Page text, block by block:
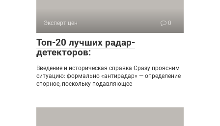
Эксперт цен 0
Топ-20 лучших радар-
детекторов:
Введение и историческая справка Сразу проясним
ситуацию: формально «антирадар» — определение
спорное, поскольку подавляющее